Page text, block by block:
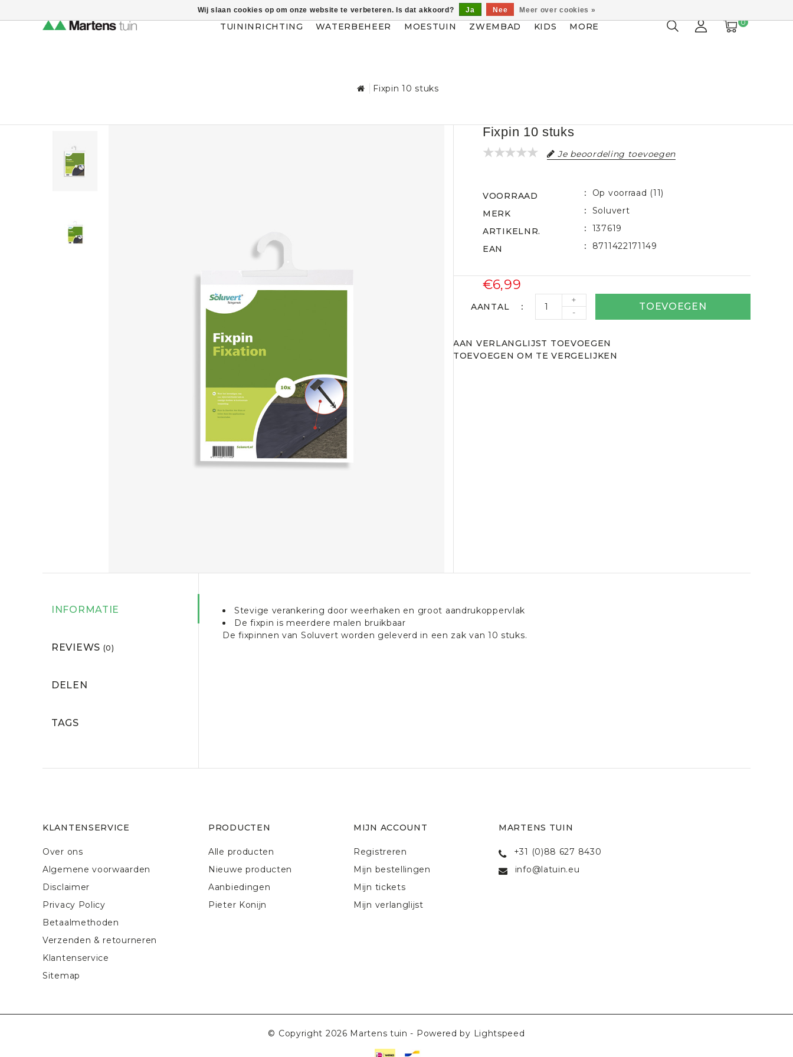
TUININRICHTING WATERBEHEER MOESTUIN ZWEMBAD KIDS MORE 0
Fixpin 10 stuks
Fixpin 10 stuks
Je beoordeling toevoegen
VOORRAAD
Op voorraad (11)
MERK
Soluvert
ARTIKELNR.
137619
EAN
8711422171149
€6,99
AANTAL
+
-
TOEVOEGEN
AAN VERLANGLIJST TOEVOEGEN
TOEVOEGEN OM TE VERGELIJKEN
INFORMATIE
REVIEWS (0)
DELEN
TAGS
Stevige verankering door weerhaken en groot aandrukoppervlak
De fixpin is meerdere malen bruikbaar
De fixpinnen van Soluvert worden geleverd in een zak van 10 stuks.
KLANTENSERVICE
Over ons
Algemene voorwaarden
Disclaimer
Privacy Policy
Betaalmethoden
Verzenden & retourneren
Klantenservice
Sitemap
PRODUCTEN
Alle producten
Nieuwe producten
Aanbiedingen
Pieter Konijn
MIJN ACCOUNT
Registreren
Mijn bestellingen
Mijn tickets
Mijn verlanglijst
MARTENS TUIN
+31 (0)88 627 8430
info@latuin.eu
© Copyright 2026 Martens tuin - Powered by Lightspeed
Wij slaan cookies op om onze website te verbeteren. Is dat akkoord? Ja Nee Meer over cookies »
Themahulp verbergen